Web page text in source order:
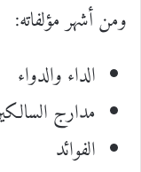
ومن أشهر مؤلفاته:
الداء والدواء
مدارج
الفوائد